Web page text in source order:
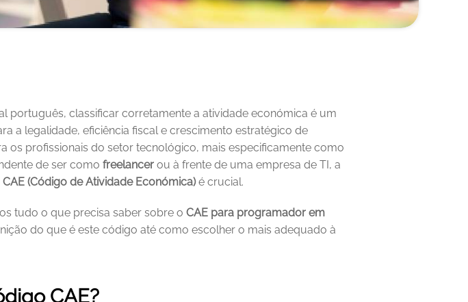
português, classificar corretamente a atividade económica é um
a legalidade, eficiência fiscal e crescimento estratégico de
de ser como freelancer ou à frente de uma empresa de TI, a
CAE (Código de Atividade Económica) é crucial.
tudo o que precisa saber sobre o CAE para programador em
do que é este código até como escolher o mais adequado à
CAE?